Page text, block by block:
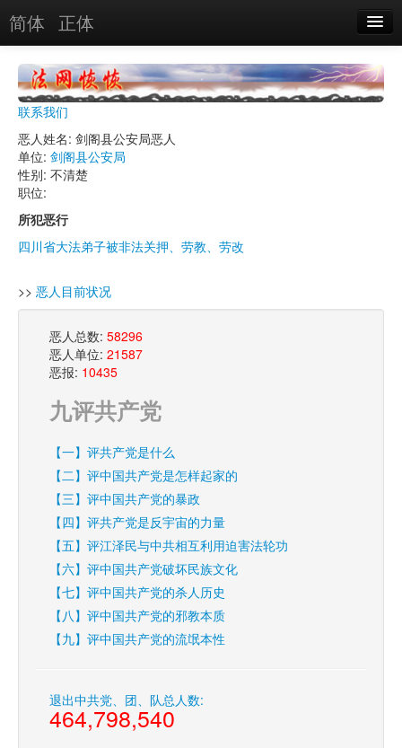
简体 正体
恶报实例
恶人图片
恶人单位
单位图片
搜索
关于
联系我们
恶人姓名: 剑阁县公安局恶人
单位: 剑阁县公安局
性别: 不清楚
职位:
所犯恶行
四川省大法弟子被非法关押、劳教、劳改
>> 恶人目前状况
恶人总数: 58296
恶人单位: 21587
恶报: 10435
九评共产党
【一】评共产党是什么
【二】评中国共产党是怎样起家的
【三】评中国共产党的暴政
【四】评共产党是反宇宙的力量
【五】评江泽民与中共相互利用迫害法轮功
【六】评中国共产党破坏民族文化
【七】评中国共产党的杀人历史
【八】评中国共产党的邪教本质
【九】评中国共产党的流氓本性
退出中共党、团、队总人数:
464,798,540